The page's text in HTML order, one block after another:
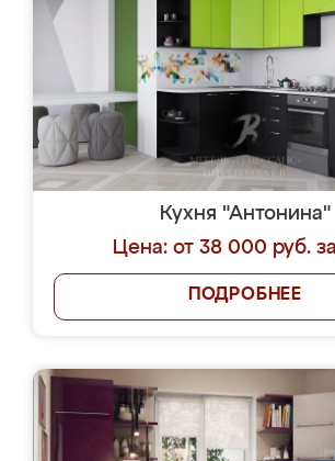
Кухня "Антонина"
Цена: от 38 000 руб.
ПОДРОБНЕЕ